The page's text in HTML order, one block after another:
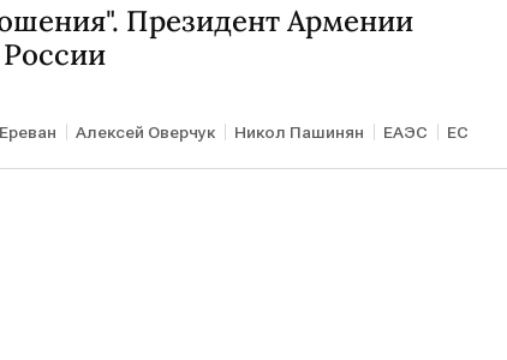
Президент Армении
Ереван Алексей Оверчук Никол Пашинян ЕАЭС ЕС